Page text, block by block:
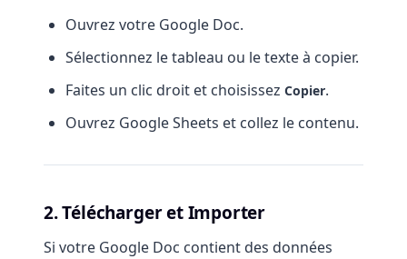
Ouvrez votre Google Doc.
Sélectionnez le tableau ou le texte à copier.
Faites un clic droit et choisissez Copier.
Ouvrez Google Sheets et collez le contenu.
2. Télécharger et Importer
Si votre Google Doc contient des données